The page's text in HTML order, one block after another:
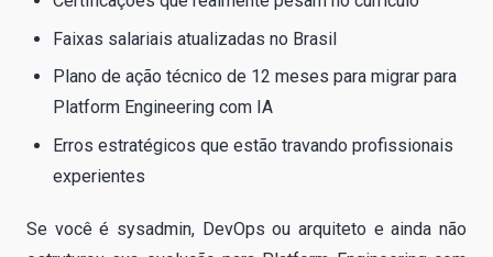
Faixas salariais atualizadas no Brasil
Plano de ação técnico de 12 meses para migrar para
Platform Engineering com IA
Erros estratégicos que estão travando profissionais
experientes
Se você é sysadmin, DevOps ou arquiteto e ainda não